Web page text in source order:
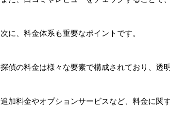
次に、料金体系も重要なポイントです。
探偵の料金は様々な要素で構成されており、透
追加料金やオプションサービスなど、料金に関